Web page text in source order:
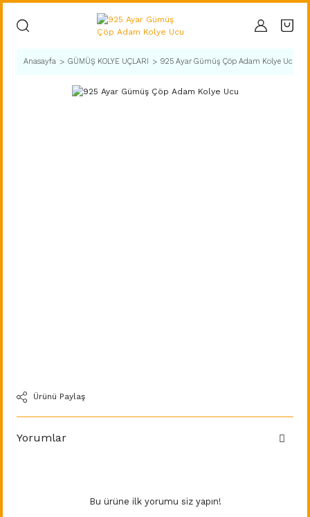
Anasayfa GÜMÜŞ KOLYE UÇLARI 925 Ayar Gümüş Çöp Adam Kolye Ucu
Ürünü Paylaş
Yorumlar
Bu ürüne ilk yorumu siz yapın!